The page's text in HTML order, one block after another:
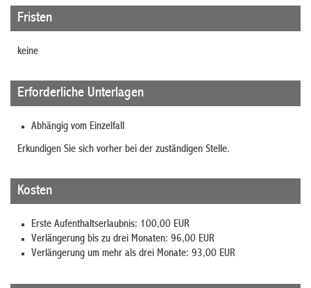
Fristen
keine
Erforderliche Unterlagen
Abhängig vom Einzelfall
Erkundigen Sie sich vorher bei der zuständigen Stelle.
Kosten
Erste Aufenthaltserlaubnis: 100,00 EUR
Verlängerung bis zu drei Monaten: 96,00 EUR
Verlängerung um mehr als drei Monate: 93,00 EUR